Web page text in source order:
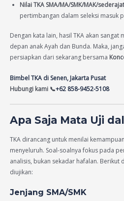
Nilai TKA SMA/MA/SMK/MAK/sederajat
pertimbangan dalam seleksi masuk
Dengan kata lain, hasil TKA akan sangat
depan anak Ayah dan Bunda. Maka,
persiapkan dari sekarang bersama
Bimbel TKA di Senen, Jakarta Pusat
Hubungi kami 📞+62 858-9452-5108
Apa Saja Mata Uji
TKA dirancang untuk menilai
menyeluruh. Soal-soalnya fokus pada
analisis, bukan sekadar hafalan. Berikut
diujikan:
Jenjang SMA/SMK